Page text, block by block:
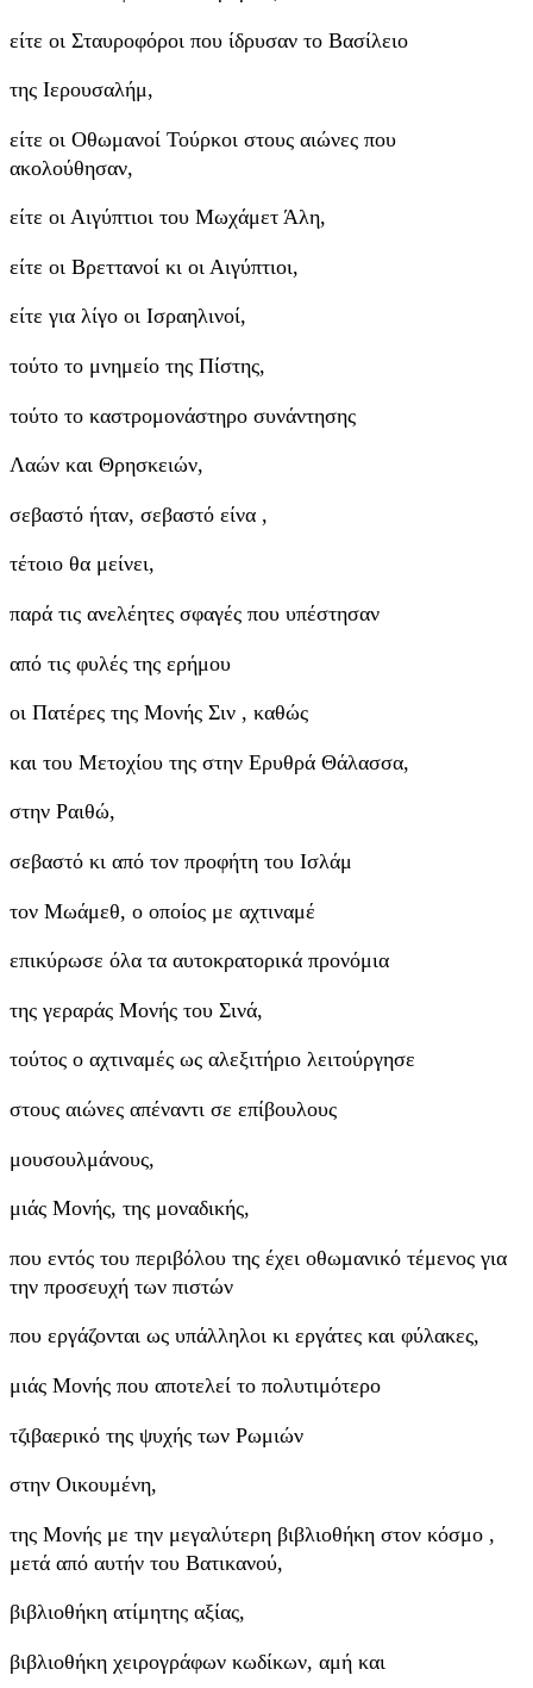
είτε οι Σταυροφόροι που ίδρυσαν το Βασίλειο
της Ιερουσαλήμ,
είτε οι Οθωμανοί Τούρκοι στους αιώνες που
ακολούθησαν,
είτε οι Αιγύπτιοι του Μωχάμετ Άλη,
είτε οι Βρεττανοί κι οι Αιγύπτιοι,
είτε για λίγο οι Ισραηλινοί,
τούτο το μνημείο της Πίστης,
τούτο το καστρομονάστηρο συνάντησης
Λαών και Θρησκειών,
σεβαστό ήταν, σεβαστό είνα ,
τέτοιο θα μείνει,
παρά τις ανελέητες σφαγές που υπέστησαν
από τις φυλές της ερήμου
οι Πατέρες της Μονής Σιν , καθώς
και του Μετοχίου της στην Ερυθρά Θάλασσα,
στην Ραιθώ,
σεβαστό κι από τον προφήτη του Ισλάμ
τον Μωάμεθ, ο οποίος με αχτιναμέ
επικύρωσε όλα τα αυτοκρατορικά προνόμια
της γεραράς Μονής του Σινά,
τούτος ο αχτιναμές ως αλεξιτήριο λειτούργησε
στους αιώνες απέναντι σε επίβουλους
μουσουλμάνους,
μιάς Μονής, της μοναδικής,
που εντός του περιβόλου της έχει οθωμανικό τέμενος για
την προσευχή των πιστών
που εργάζονται ως υπάλληλοι κι εργάτες και φύλακες,
μιάς Μονής που αποτελεί το πολυτιμότερο
τζιβαερικό της ψυχής των Ρωμιών
στην Οικουμένη,
της Μονής με την μεγαλύτερη βιβλιοθήκη στον κόσμο ,
μετά από αυτήν του Βατικανού,
βιβλιοθήκη ατίμητης αξίας,
βιβλιοθήκη χειρογράφων κωδίκων, αμή και